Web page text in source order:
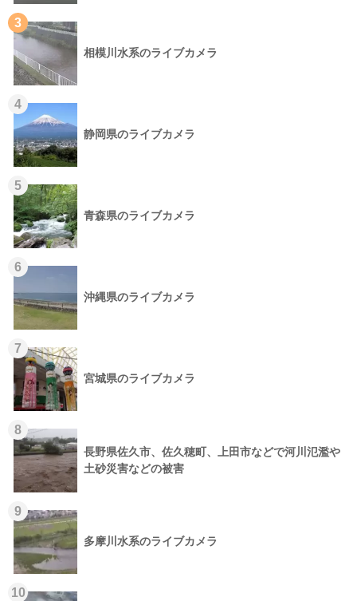
3
相模川水系のライブカメラ
4
静岡県のライブカメラ
5
青森県のライブカメラ
6
沖縄県のライブカメラ
7
宮城県のライブカメラ
8
長野県佐久市、佐久穂町、上田市などで河川氾濫や
土砂災害などの被害
9
多摩川水系のライブカメラ
10